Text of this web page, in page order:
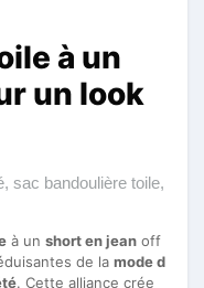
à un
un look
, sac bandoulière toile,
à un short en jean off
de la mode d
. Cette alliance crée